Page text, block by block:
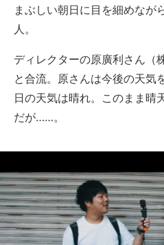
まぶしい朝日に目を細めなが
人。
ディレクターの原廣利さん（
と合流。原さんは今後の天気
日の天気は晴れ。このまま晴
だが……。